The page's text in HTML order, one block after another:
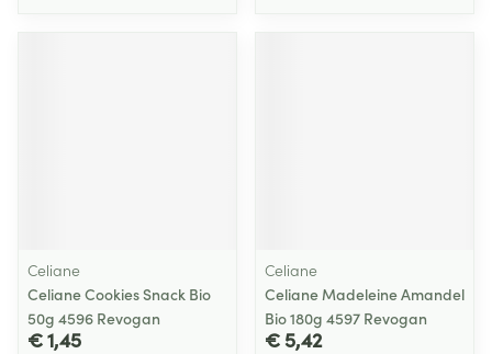
Celiane
Celiane Cookies Snack Bio
50g 4596 Revogan
€ 1,45
Celiane
Celiane Madeleine Amandel
Bio 180g 4597 Revogan
€ 5,42